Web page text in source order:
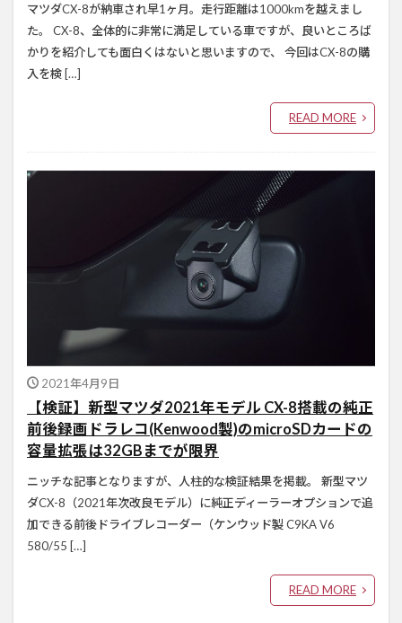
マツダCX-8が納車され早1ヶ月。走行距離は1000kmを越えまし
た。 CX-8、全体的に非常に満足している車ですが、良いところば
かりを紹介しても面白くはないと思いますので、 今回はCX-8の購
入を検 […]
READ MORE
2021年4月9日
【検証】新型マツダ2021年モデル CX-8搭載の純正
前後録画ドラレコ(Kenwood製)のmicroSDカードの
容量拡張は32GBまでが限界
ニッチな記事となりますが、人柱的な検証結果を掲載。 新型マツ
ダCX-8（2021年次改良モデル）に純正ディーラーオプションで追
加できる前後ドライブレコーダー（ケンウッド製 C9KA V6
580/55 […]
READ MORE